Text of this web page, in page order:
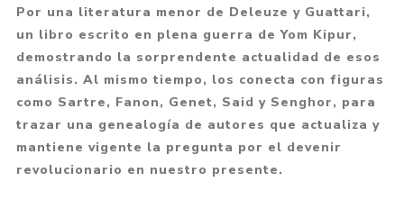
Por una literatura menor de Deleuze y Guattari,
un libro escrito en plena guerra de Yom Kipur,
demostrando la sorprendente actualidad de esos
análisis. Al mismo tiempo, los conecta con figuras
como Sartre, Fanon, Genet, Said y Senghor, para
trazar una genealogía de autores que actualiza y
mantiene vigente la pregunta por el devenir
revolucionario en nuestro presente.